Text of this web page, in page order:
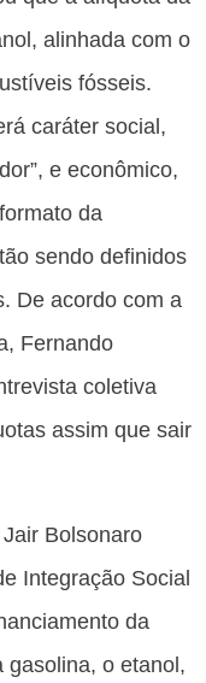
alinhada com o
fósseis.
caráter social,
e econômico,
da
sendo definidos
De acordo com a
Fernando
coletiva
assim que sair
Bolsonaro
Integração Social
da
gasolina, o etanol,